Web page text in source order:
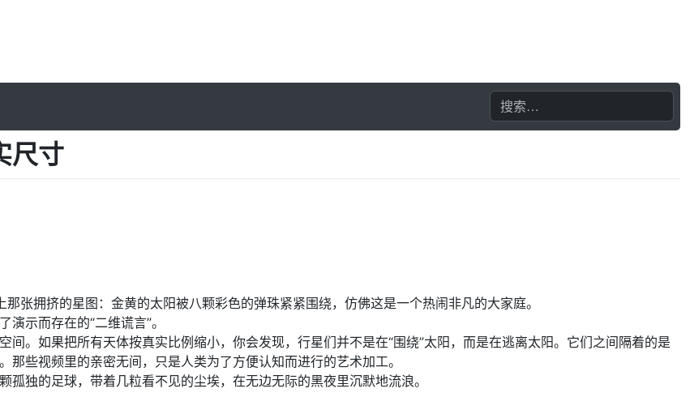
尺寸
张拥挤的星图：金黄的太阳被八颗彩色的弹珠紧紧围绕，仿佛这是一个热闹非凡的大家庭。
演示而存在的“二维谎言”。
间。如果把所有天体按真实比例缩小，你会发现，行星们并不是在“围绕”太阳，而是在逃离太阳。它们之间隔着的是
那些视频里的亲密无间，只是人类为了方便认知而进行的艺术加工。
孤独的足球，带着几粒看不见的尘埃，在无边无际的黑夜里沉默地流浪。